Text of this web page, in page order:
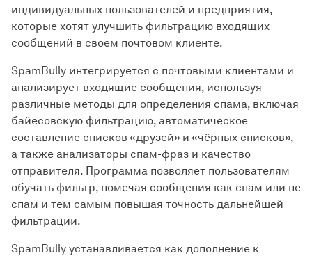
индивидуальных пользователей и предприятия,
которые хотят улучшить фильтрацию входящих
сообщений в своём почтовом клиенте.
SpamBully интегрируется с почтовыми клиентами и
анализирует входящие сообщения, используя
различные методы для определения спама, включая
байесовскую фильтрацию, автоматическое
составление списков «друзей» и «чёрных списков»,
а также анализаторы спам-фраз и качество
отправителя. Программа позволяет пользователям
обучать фильтр, помечая сообщения как спам или не
спам и тем самым повышая точность дальнейшей
фильтрации.
SpamBully устанавливается как дополнение к